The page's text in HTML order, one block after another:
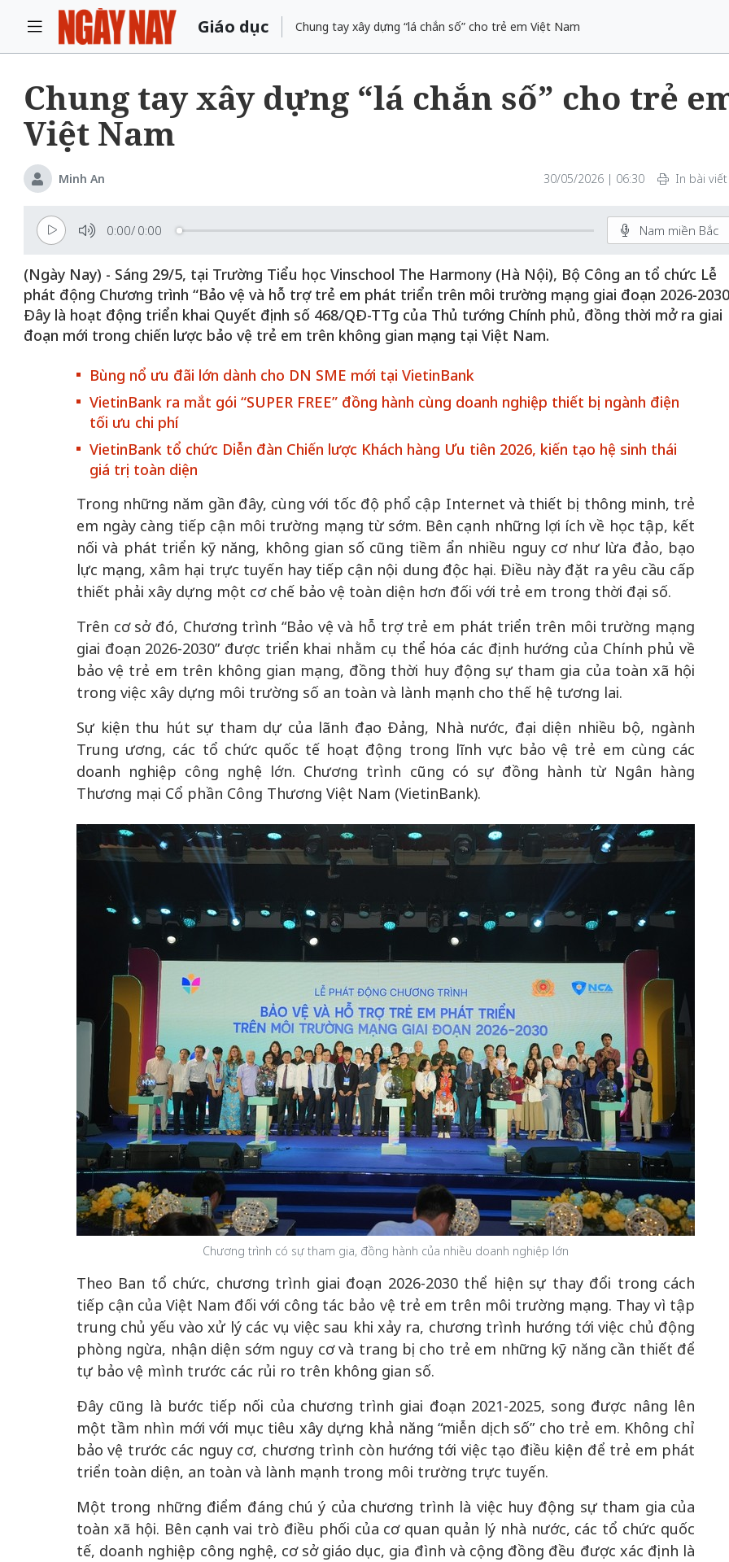
Giáo dục Chung tay xây dựng “lá chắn số” cho trẻ em Việt Nam
Chung tay xây dựng “lá chắn số” cho trẻ
Việt Nam
Minh An 30/05/2026 | 06:30 In bài viết
0:00/ 0:00 Nam miền Bắc
(Ngày Nay) - Sáng 29/5, tại Trường Tiểu học Vinschool The Harmony (Hà Nội), Bộ Công an tổ chức Lễ
phát động Chương trình “Bảo vệ và hỗ trợ trẻ em phát triển trên môi trường mạng giai đoạn 2026-
Đây là hoạt động triển khai Quyết định số 468/QĐ-TTg của Thủ tướng Chính phủ, đồng thời mở ra giai
đoạn mới trong chiến lược bảo vệ trẻ em trên không gian mạng tại Việt Nam.
Bùng nổ ưu đãi lớn dành cho DN SME mới tại VietinBank
VietinBank ra mắt gói “SUPER FREE” đồng hành cùng doanh nghiệp thiết bị ngành điện
tối ưu chi phí
VietinBank tổ chức Diễn đàn Chiến lược Khách hàng Ưu tiên 2026, kiến tạo hệ sinh thái
giá trị toàn diện
Trong những năm gần đây, cùng với tốc độ phổ cập Internet và thiết bị thông minh, trẻ
em ngày càng tiếp cận môi trường mạng từ sớm. Bên cạnh những lợi ích về học tập, kết
nối và phát triển kỹ năng, không gian số cũng tiềm ẩn nhiều nguy cơ như lừa đảo, bạo
lực mạng, xâm hại trực tuyến hay tiếp cận nội dung độc hại. Điều này đặt ra yêu cầu cấp
thiết phải xây dựng một cơ chế bảo vệ toàn diện hơn đối với trẻ em trong thời đại số.
Trên cơ sở đó, Chương trình “Bảo vệ và hỗ trợ trẻ em phát triển trên môi trường mạng
giai đoạn 2026-2030” được triển khai nhằm cụ thể hóa các định hướng của Chính phủ về
bảo vệ trẻ em trên không gian mạng, đồng thời huy động sự tham gia của toàn xã hội
trong việc xây dựng môi trường số an toàn và lành mạnh cho thế hệ tương lai.
Sự kiện thu hút sự tham dự của lãnh đạo Đảng, Nhà nước, đại diện nhiều bộ, ngành
Trung ương, các tổ chức quốc tế hoạt động trong lĩnh vực bảo vệ trẻ em cùng các
doanh nghiệp công nghệ lớn. Chương trình cũng có sự đồng hành từ Ngân hàng
Thương mại Cổ phần Công Thương Việt Nam (VietinBank).
Chương trình có sự tham gia, đồng hành của nhiều doanh nghiệp lớn
Theo Ban tổ chức, chương trình giai đoạn 2026-2030 thể hiện sự thay đổi trong cách
tiếp cận của Việt Nam đối với công tác bảo vệ trẻ em trên môi trường mạng. Thay vì tập
trung chủ yếu vào xử lý các vụ việc sau khi xảy ra, chương trình hướng tới việc chủ động
phòng ngừa, nhận diện sớm nguy cơ và trang bị cho trẻ em những kỹ năng cần thiết để
tự bảo vệ mình trước các rủi ro trên không gian số.
Đây cũng là bước tiếp nối của chương trình giai đoạn 2021-2025, song được nâng lên
một tầm nhìn mới với mục tiêu xây dựng khả năng “miễn dịch số” cho trẻ em. Không chỉ
bảo vệ trước các nguy cơ, chương trình còn hướng tới việc tạo điều kiện để trẻ em phát
triển toàn diện, an toàn và lành mạnh trong môi trường trực tuyến.
Một trong những điểm đáng chú ý của chương trình là việc huy động sự tham gia của
toàn xã hội. Bên cạnh vai trò điều phối của cơ quan quản lý nhà nước, các tổ chức quốc
tế, doanh nghiệp công nghệ, cơ sở giáo dục, gia đình và cộng đồng đều được xác định là
của những chiếc
trên không gian
Khách đến chơi nhà
Lê Hiền
Bắc Biên - Giữ một ngôi
làng ven sông Hồng
Nội
TS. Trần Kim Hào
Hà Nội vững bước vào
không gian phát triển
mới - Kỳ 5: Thủ đô qua
lăng kính số hóa
50 năm Việt Nam gia
nhập UNESCO: Khơi
nguồn nội lực văn hóa,
tạo | Kỳ 4: Sáng kiến
làm nên diện mạo mới
50 năm Việt Nam gia
nhập UNESCO: Khơi
nguồn nội lực văn hóa,
định hình vị thế kiến
tạo | Kỳ 3: Hội nhập
quốc tế bằng bản lĩnh
Việt Nam
nhập
nguồn nội lực
hòa bình thể
quyết định